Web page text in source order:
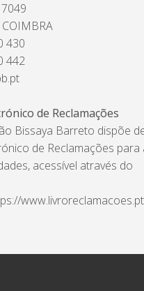
430
442
de Reclamações
Bissaya Barreto dispõe
de Reclamações para
acessível através do